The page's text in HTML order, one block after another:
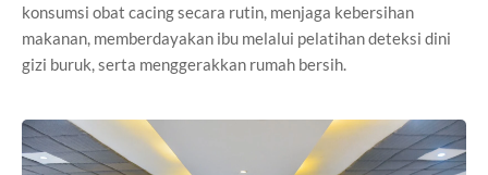
konsumsi obat cacing secara rutin, menjaga kebersihan
makanan, memberdayakan ibu melalui pelatihan deteksi dini
gizi buruk, serta menggerakkan rumah bersih.